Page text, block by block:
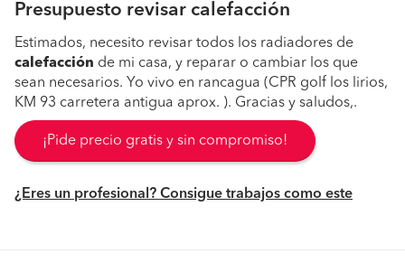
Presupuesto revisar calefacción
Estimados, necesito revisar todos los radiadores de
calefacción de mi casa, y reparar o cambiar los que
sean necesarios. Yo vivo en rancagua (CPR golf los lirios,
KM 93 carretera antigua aprox. ). Gracias y saludos,.
¡Pide precio gratis y sin compromiso!
¿Eres un profesional? Consigue trabajos como este